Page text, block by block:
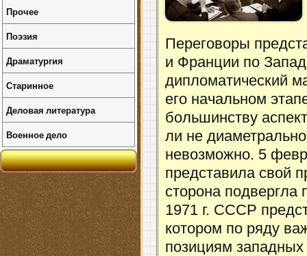
Переговоры
и Франции по
дипломатический
его начальном
большинству
ли не
невозможно. 5
представила свой
сторона подвергла
1971 г. СССР
котором по ряду
позициям
Прочее
Поэзия
Драматургия
Старинное
Деловая литература
Военное дело